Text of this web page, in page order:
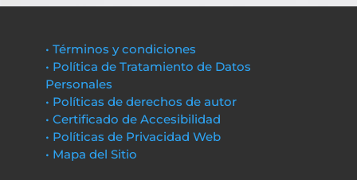
• Términos y condiciones
• Política de Tratamiento de Datos
Personales
• Políticas de derechos de autor
• Certificado de Accesibilidad
• Políticas de Privacidad Web
• Mapa del Sitio